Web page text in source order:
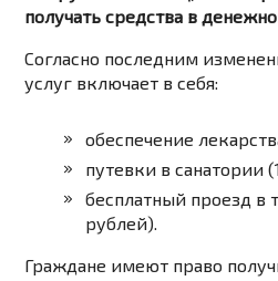
получать средства в
Согласно последним
услуг включает в себя:
обеспечение
путевки в санатории (
бесплатный проезд в
рублей).
Граждане имеют право